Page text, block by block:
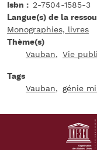
Isbn
2-7504-1585-3
Langue(s) de la
Monographies, livres
Thème(s)
Vauban
Vie
Tags
Vauban
génie